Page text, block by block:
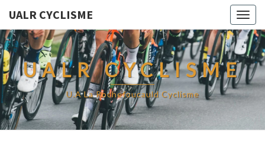
UALR CYCLISME
UALR CYCLISME
U.A La Rochefoucauld Cyclisme